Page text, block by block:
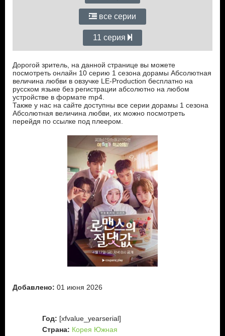
все серии
11 серия
Дорогой зритель, на данной странице вы можете
посмотреть онлайн 10 серию 1 сезона дорамы Абсолютная
величина любви в овзучке LE-Production бесплатно на
русском языке без регистрации абсолютно на любом
устройстве в формате mp4.
Также у нас на сайте доступны все серии дорамы 1 сезона
Абсолютная величина любви, их можно посмотреть
перейдя по ссылке под плеером.
Добавлено: 01 июня 2026
Год: [xfvalue_yearserial]
Страна: Корея Южная